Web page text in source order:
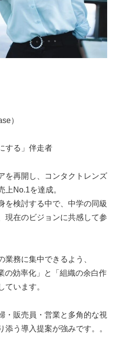
）
する」伴走者
を再開し、コンタクトレンズ
上No.1を達成。
を検討する中で、中学の同級
現在のビジョンに共感して参
務に集中できるよう、
の効率化」と「組織の余白作
ています。
・販売員・営業と多角的な視
添う導入提案が強みです。。